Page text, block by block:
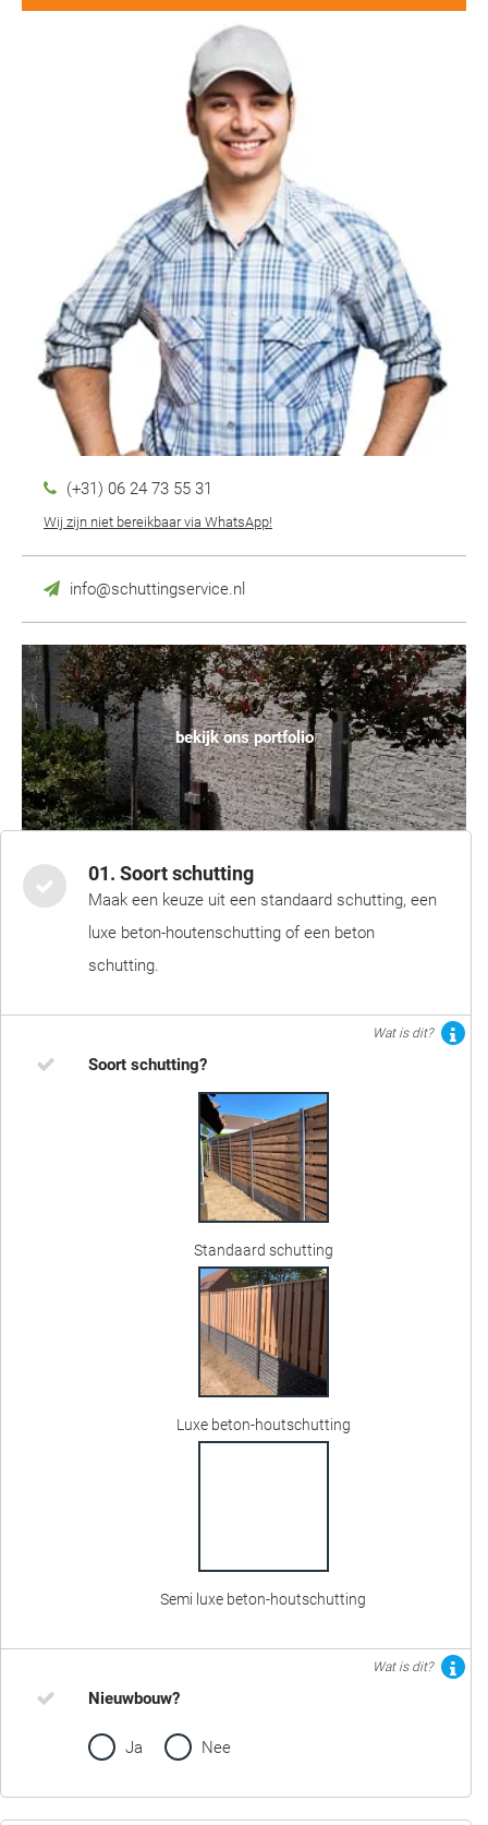
(+31) 06 24 73 55 31
Wij zijn niet bereikbaar via WhatsApp!
info@schuttingservice.nl
bekijk ons portfolio
01. Soort schutting
Maak een keuze uit een standaard schutting, een
luxe beton-houtenschutting of een beton
schutting.
Wat is dit?
Soort schutting?
Standaard schutting
Luxe beton-houtschutting
Semi luxe beton-houtschutting
Wat is dit?
Nieuwbouw?
Ja Nee